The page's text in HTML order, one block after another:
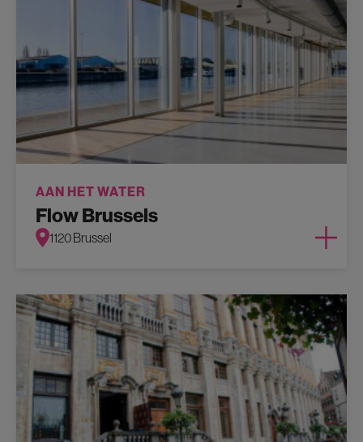
AAN HET WATER
Flow Brussels
1120 Brussel